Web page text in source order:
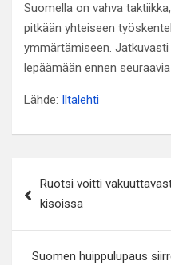
Suomella on vahva
pitkään yhteiseen
ymmärtämiseen.
lepäämään ennen
Lähde: Iltalehti
selaus
Ruotsi voitti
kisoissa
Suomen huippulupaus